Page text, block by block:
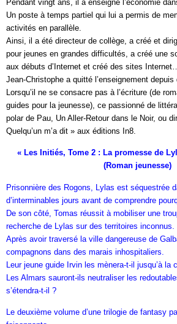
Pendant vingt ans, il a enseigné l’économie
Un poste à temps partiel qui lui a permis de
activités en parallèle.
Ainsi, il a été directeur de collège, a créé et
pour jeunes en grandes difficultés, a créé une
aux débuts d’Internet et créé des sites Internet…
Jean-Christophe a quitté l’enseignement depuis
Lorsqu’il ne se consacre pas à l’écriture (de
guides pour la jeunesse), ce passionné de
polar de Pau, Un Aller-Retour dans le Noir, ou
Quelqu’un m’a dit » aux éditions In8.
« Les Initiés, Tome 2 : La promesse de
(Roman jeunesse)
Prisonnière des Rogons, Lylas est séquestrée
d’interminables jours avant de comprendre
De son côté, Tomas réussit à mobiliser une
recherche de Lylas sur des territoires inconnus.
Après avoir traversé la ville dangereuse de
compagnons dans des marais inhospitaliers.
Leur jeune guide Irvin les mènera-t-il jusqu’à la
Les Almars sauront-ils neutraliser les
s’étendra-t-il ?
Le deuxième volume d’une trilogie de fantasy